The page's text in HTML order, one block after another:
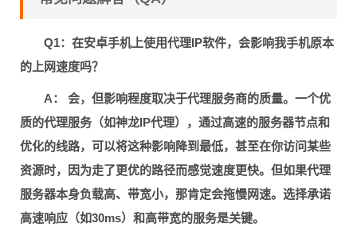
Q1：在安卓手机上使用代理IP软件，会影响我手机原本
的上网速度吗？
A：
会，但影响程度取决于代理服务商的质量。一个优
质的代理服务（如神龙IP代理），通过高速的服务器节点和
优化的线路，可以将这种影响降到最低，甚至在你访问某些
资源时，因为走了更优的路径而感觉速度更快。但如果代理
服务器本身负载高、带宽小，那肯定会拖慢网速。选择承诺
高速响应（如30ms）和高带宽的服务是关键。